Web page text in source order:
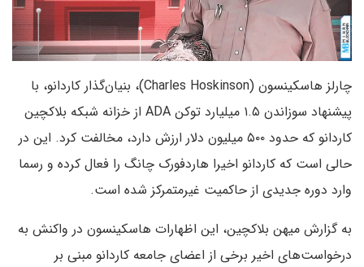
چارلز هاسکینسون (Charles Hoskinson)، بنیان‌گذار کاردانو، با
پیشنهاد سوزاندن ۱.۵ میلیارد توکن ADA از خزانه شبکه بلاکچین
کاردانو که حدود ۵۰۰ میلیون دلار ارزش دارد، مخالفت کرد. این در
حالی است که کاردانو اخیرا هاردفورک چانگ را فعال کرده و رسما
وارد دوره جدیدی از حاکمیت غیرمتمرکز شده است.
به گزارش میهن بلاکچین، این اظهارات هاسکینسون در واکنش به
درخواست‌های اخیر برخی از اعضای جامعه کاردانو مبنی بر